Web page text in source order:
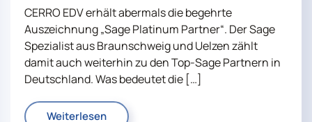
CERRO EDV erhält abermals die begehrte
Auszeichnung „Sage Platinum Partner“. Der Sage
Spezialist aus Braunschweig und Uelzen zählt
damit auch weiterhin zu den Top-Sage Partnern in
Deutschland. Was bedeutet die […]
Weiterlesen